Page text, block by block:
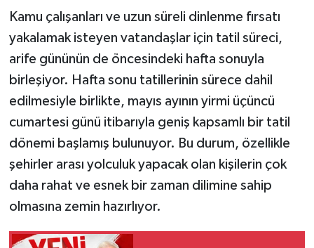
Kamu çalışanları ve uzun süreli dinlenme fırsatı
yakalamak isteyen vatandaşlar için tatil süreci,
arife gününün de öncesindeki hafta sonuyla
birleşiyor. Hafta sonu tatillerinin sürece dahil
edilmesiyle birlikte, mayıs ayının yirmi üçüncü
cumartesi günü itibarıyla geniş kapsamlı bir tatil
dönemi başlamış bulunuyor. Bu durum, özellikle
şehirler arası yolculuk yapacak olan kişilerin çok
daha rahat ve esnek bir zaman dilimine sahip
olmasına zemin hazırlıyor.